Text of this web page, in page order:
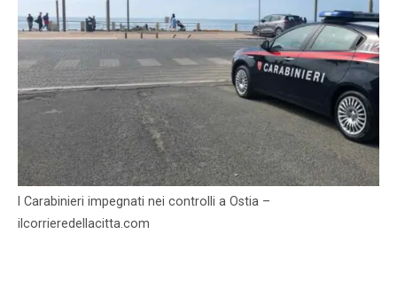
I Carabinieri impegnati nei controlli a Ostia –
ilcorrieredellacitta.com